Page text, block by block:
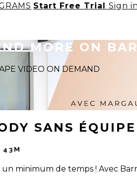
Start Free Trial Sign in
MORE ON
VIDEO ON DEMAND
SANS
43M
minimum de temps ! Avec